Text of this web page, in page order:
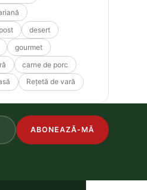
desert
gourmet
carne de porc
Rețetă de vară
ABONEAZĂ-MĂ